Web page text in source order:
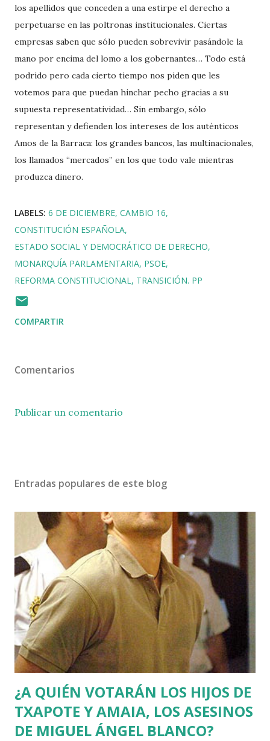
los apellidos que conceden a una estirpe el derecho a
perpetuarse en las poltronas institucionales. Ciertas
empresas saben que sólo pueden sobrevivir pasándole la
mano por encima del lomo a los gobernantes… Todo está
podrido pero cada cierto tiempo nos piden que les
votemos para que puedan hinchar pecho gracias a su
supuesta representatividad… Sin embargo, sólo
representan y defienden los intereses de los auténticos
Amos de la Barraca: los grandes bancos, las multinacionales,
los llamados “mercados” en los que todo vale mientras
produzca dinero.
LABELS: 6 DE DICIEMBRE CAMBIO 16
CONSTITUCIÓN ESPAÑOLA
ESTADO SOCIAL Y DEMOCRÁTICO DE DERECHO
MONARQUÍA PARLAMENTARIA PSOE
REFORMA CONSTITUCIONAL TRANSICIÓN. PP
COMPARTIR
Comentarios
Publicar un comentario
Entradas populares de este blog
¿A QUIÉN VOTARÁN LOS HIJOS DE
TXAPOTE Y AMAIA, LOS ASESINOS
DE MIGUEL ÁNGEL BLANCO?